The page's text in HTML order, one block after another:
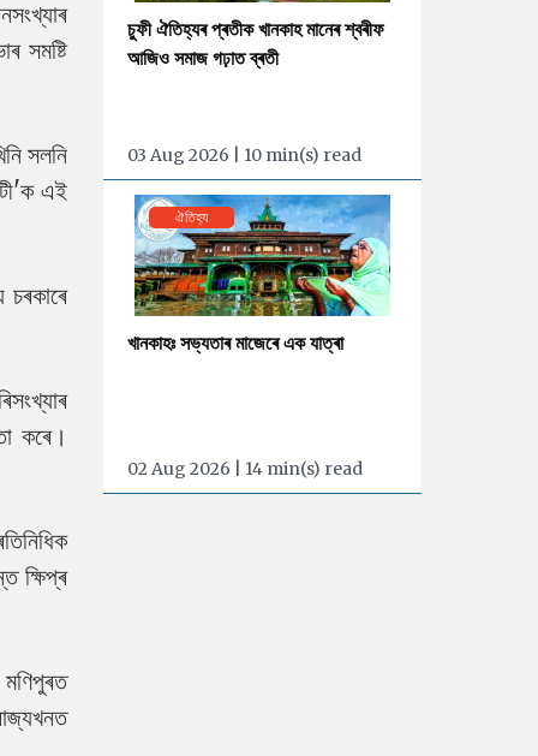
সমষ্টি
সলনি
এই
কৰে।
ক্ষিপ্ৰ
চুফী ঐতিহ্যৰ প্ৰতীক খানকাহ মানেৰ শ্বৰীফ
আজিও সমাজ গঢ়াত ব্ৰতী
03 Aug 2026 | 10 min(s) read
ঐতিহ্য
খানকাহঃ সভ্যতাৰ মাজেৰে এক যাত্ৰা
02 Aug 2026 | 14 min(s) read